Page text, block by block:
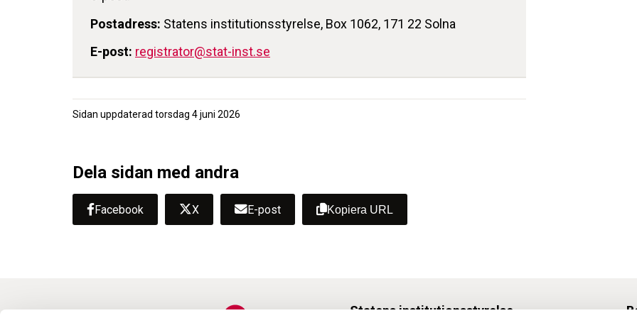
Postadress: Statens institutionsstyrelse, Box 1062, 171 22 Solna
E-post: registrator@stat-inst.se
Sidan uppdaterad torsdag 4 juni 2026
Dela sidan med andra
Facebook X E-post Kopiera URL
Statens institutionsstyrelse